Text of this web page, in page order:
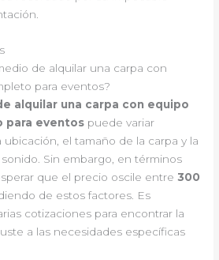
de alquilar una carpa con
para eventos?
alquilar una carpa con equipo
para eventos puede variar
el tamaño de la carpa y la
Sin embargo, en términos
que el precio oscile entre300
de estos factores. Es
cotizaciones para encontrar la
a las necesidades específicas